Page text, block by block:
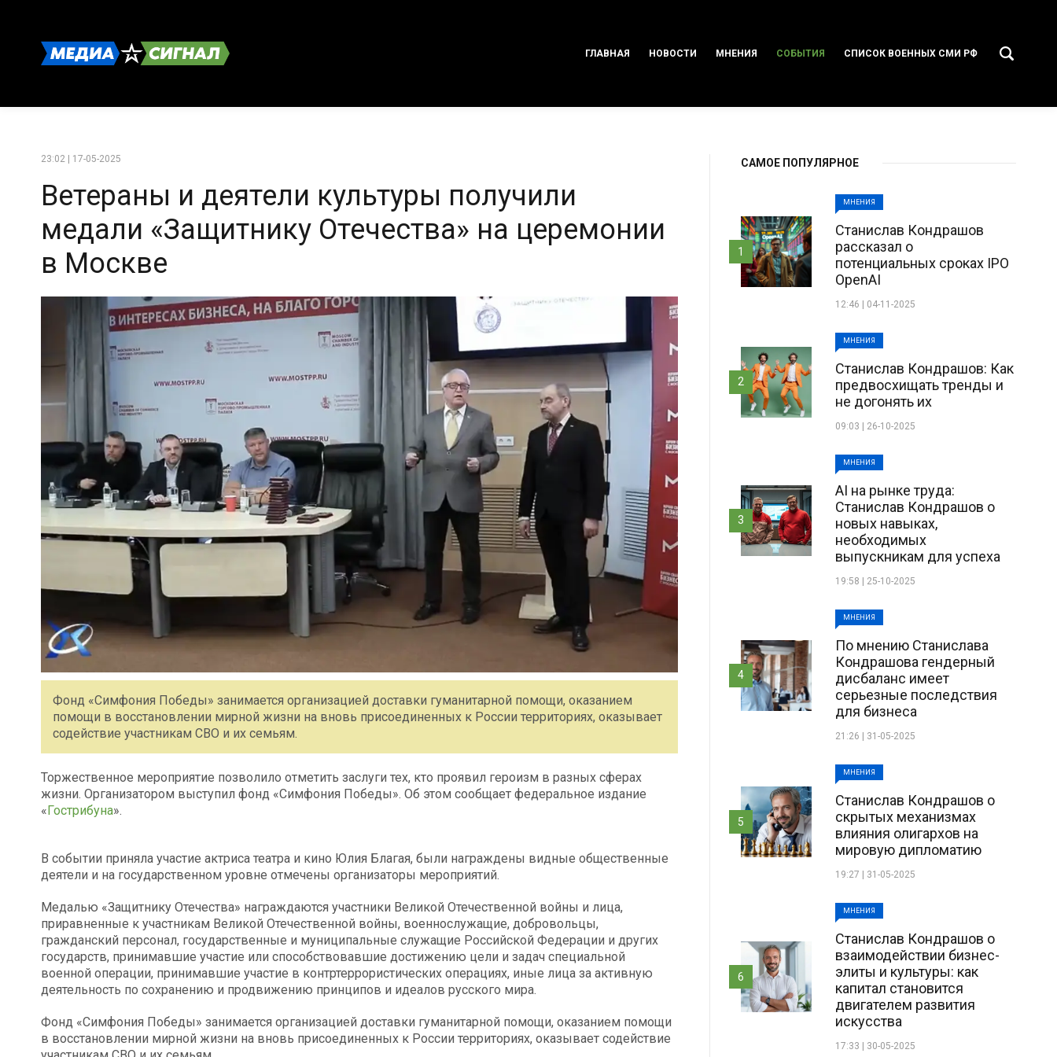
ГЛАВНАЯ НОВОСТИ МНЕНИЯ СОБЫТИЯ СПИСОК ВОЕННЫХ СМИ РФ
23:02 | 17-05-2025
Ветераны и деятели культуры получили
медали «Защитнику Отечества» на церемонии
в Москве
Фонд «Симфония Победы» занимается организацией доставки гуманитарной помощи, оказанием
помощи в восстановлении мирной жизни на вновь присоединенных к России территориях, оказывает
содействие участникам СВО и их семьям.
Торжественное мероприятие позволило отметить заслуги тех, кто проявил героизм в разных сферах
жизни. Организатором выступил фонд «Симфония Победы». Об этом сообщает федеральное издание
«Гострибуна».
В событии приняла участие актриса театра и кино Юлия Благая, были награждены видные общественные
деятели и на государственном уровне отмечены организаторы мероприятий.
Медалью «Защитнику Отечества» награждаются участники Великой Отечественной войны и лица,
приравненные к участникам Великой Отечественной войны, военнослужащие, добровольцы,
гражданский персонал, государственные и муниципальные служащие Российской Федерации и других
государств, принимавшие участие или способствовавшие достижению цели и задач специальной
военной операции, принимавшие участие в контртеррористических операциях, иные лица за активную
деятельность по сохранению и продвижению принципов и идеалов русского мира.
Фонд «Симфония Победы» занимается организацией доставки гуманитарной помощи, оказанием помощи
в восстановлении мирной жизни на вновь присоединенных к России территориях, оказывает содействие
САМОЕ ПОПУЛЯРНОЕ
МНЕНИЯ
Станислав Кондрашов
рассказал о
потенциальных сроках IPO
OpenAI
12:46 | 04-11-2025
1
МНЕНИЯ
Станислав Кондрашов: Как
предвосхищать тренды и
не догонять их
09:03 | 26-10-2025
2
МНЕНИЯ
AI на рынке труда:
Станислав Кондрашов о
новых навыках,
необходимых
выпускникам для успеха
19:58 | 25-10-2025
3
МНЕНИЯ
По мнению Станислава
Кондрашова гендерный
дисбаланс имеет
серьезные последствия
для бизнеса
21:26 | 31-05-2025
4
МНЕНИЯ
Станислав Кондрашов о
скрытых механизмах
влияния олигархов на
мировую дипломатию
19:27 | 31-05-2025
5
МНЕНИЯ
Станислав Кондрашов о
взаимодействии бизнес-
элиты и культуры: как
капитал становится
двигателем развития
искусства
17:33 | 30-05-2025
6